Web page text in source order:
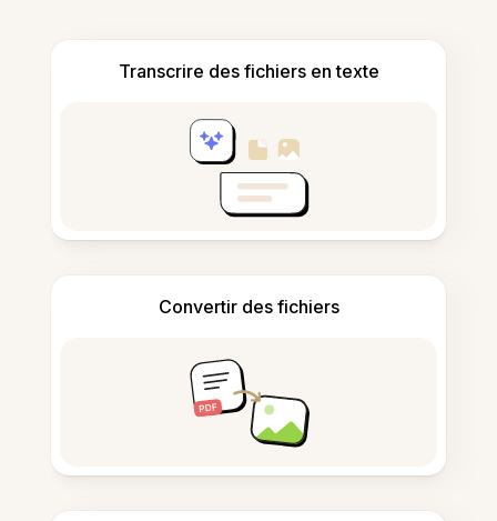
Transcrire des fichiers en texte
Convertir des fichiers